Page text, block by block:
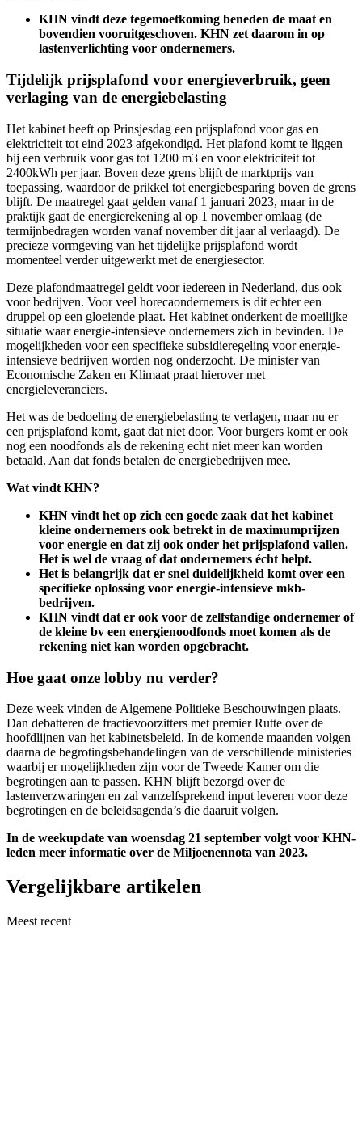
KHN vindt deze tegemoetkoming beneden de maat en
bovendien vooruitgeschoven. KHN zet daarom in op
lastenverlichting voor ondernemers.
Tijdelijk prijsplafond voor energieverbruik, geen
verlaging van de energiebelasting
Het kabinet heeft op Prinsjesdag een prijsplafond voor gas en
elektriciteit tot eind 2023 afgekondigd. Het plafond komt te liggen
bij een verbruik voor gas tot 1200 m3 en voor elektriciteit tot
2400kWh per jaar. Boven deze grens blijft de marktprijs van
toepassing, waardoor de prikkel tot energiebesparing boven de grens
blijft. De maatregel gaat gelden vanaf 1 januari 2023, maar in de
praktijk gaat de energierekening al op 1 november omlaag (de
termijnbedragen worden vanaf november dit jaar al verlaagd). De
precieze vormgeving van het tijdelijke prijsplafond wordt
momenteel verder uitgewerkt met de energiesector.
Deze plafondmaatregel geldt voor iedereen in Nederland, dus ook
voor bedrijven. Voor veel horecaondernemers is dit echter een
druppel op een gloeiende plaat. Het kabinet onderkent de moeilijke
situatie waar energie-intensieve ondernemers zich in bevinden. De
mogelijkheden voor een specifieke subsidieregeling voor energie-
intensieve bedrijven worden nog onderzocht. De minister van
Economische Zaken en Klimaat praat hierover met
energieleveranciers.
Het was de bedoeling de energiebelasting te verlagen, maar nu er
een prijsplafond komt, gaat dat niet door. Voor burgers komt er ook
nog een noodfonds als de rekening echt niet meer kan worden
betaald. Aan dat fonds betalen de energiebedrijven mee.
Wat vindt KHN?
KHN vindt het op zich een goede zaak dat het kabinet
kleine ondernemers ook betrekt in de maximumprijzen
voor energie en dat zij ook onder het prijsplafond vallen.
Het is wel de vraag of dat ondernemers écht helpt.
Het is belangrijk dat er snel duidelijkheid komt over een
specifieke oplossing voor energie-intensieve mkb-
bedrijven.
KHN vindt dat er ook voor de zelfstandige ondernemer of
de kleine bv een energienoodfonds moet komen als de
rekening niet kan worden opgebracht.
Hoe gaat onze lobby nu verder?
Deze week vinden de Algemene Politieke Beschouwingen plaats.
Dan debatteren de fractievoorzitters met premier Rutte over de
hoofdlijnen van het kabinetsbeleid. In de komende maanden volgen
daarna de begrotingsbehandelingen van de verschillende ministeries
waarbij er mogelijkheden zijn voor de Tweede Kamer om die
begrotingen aan te passen. KHN blijft bezorgd over de
lastenverzwaringen en zal vanzelfsprekend input leveren voor deze
begrotingen en de beleidsagenda’s die daaruit volgen.
In de weekupdate van woensdag 21 september volgt voor KHN-
leden meer informatie over de Miljoenennota van 2023.
Vergelijkbare artikelen
Meest recent